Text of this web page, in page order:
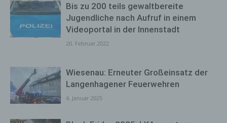
Bis zu 200 teils gewaltbereite
Jugendliche nach Aufruf in einem
Videoportal in der Innenstadt
20. Februar 2022
Wiesenau: Erneuter Großeinsatz der
Langenhagener Feuerwehren
4. Januar 2025